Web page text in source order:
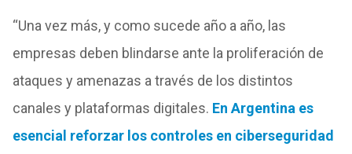
“Una vez más, y como sucede año a año, las
empresas deben blindarse ante la proliferación de
ataques y amenazas a través de los distintos
canales y plataformas digitales. En Argentina es
esencial reforzar los controles en ciberseguridad